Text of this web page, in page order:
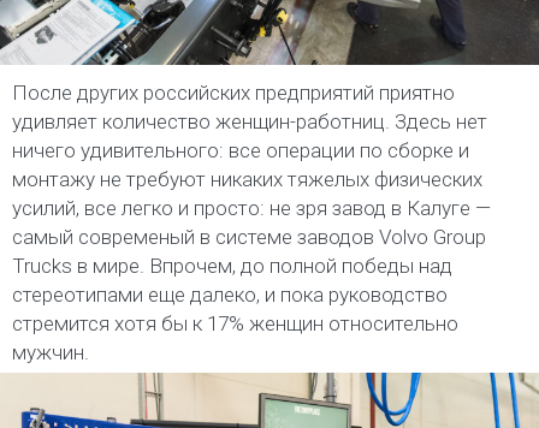
После других российских предприятий приятно
удивляет количество женщин-работниц. Здесь нет
ничего удивительного: все операции по сборке и
монтажу не требуют никаких тяжелых физических
усилий, все легко и просто: не зря завод в Калуге —
самый современый в системе заводов Volvo Group
Trucks в мире. Впрочем, до полной победы над
стереотипами еще далеко, и пока руководство
стремится хотя бы к 17% женщин относительно
мужчин.